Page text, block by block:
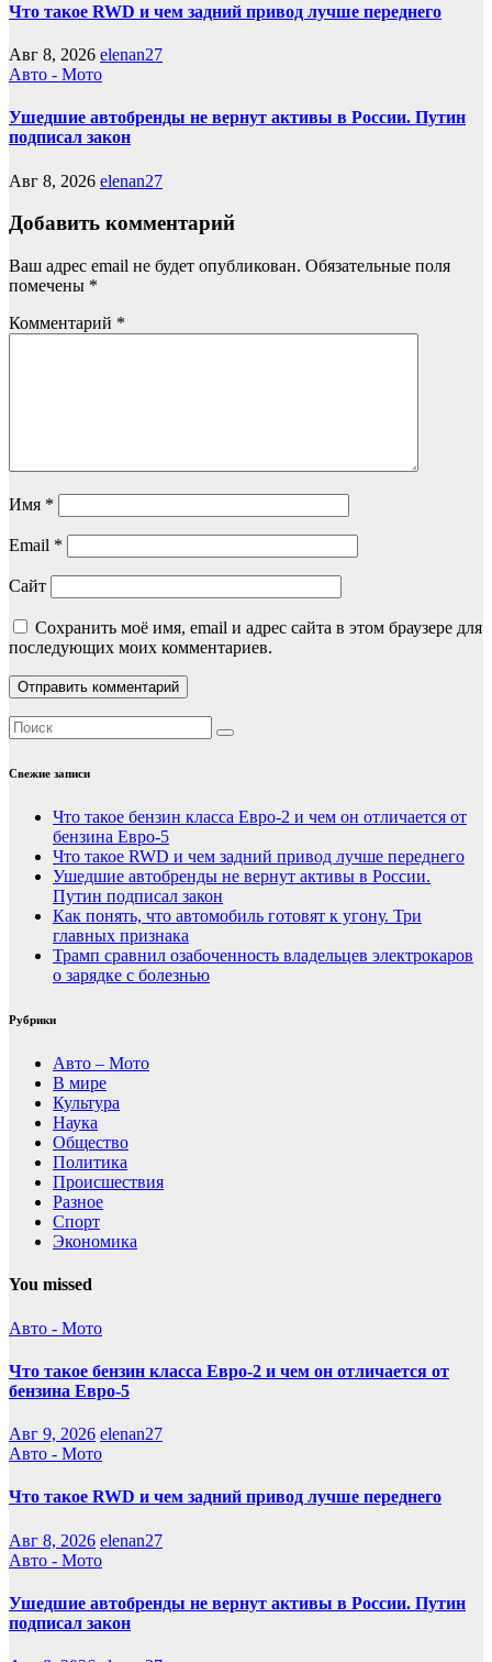
Что такое RWD и чем задний привод лучше переднего
Авг 8, 2026 elenan27
Авто - Мото
Ушедшие автобренды не вернут активы в России. Путин
подписал закон
Авг 8, 2026 elenan27
Добавить комментарий
Ваш адрес email не будет опубликован. Обязательные поля
помечены *
Комментарий *
Имя *
Email *
Сайт
Сохранить моё имя, email и адрес сайта в этом браузере для
последующих моих комментариев.
Свежие записи
Что такое бензин класса Евро-2 и чем он отличается от
бензина Евро-5
Что такое RWD и чем задний привод лучше переднего
Ушедшие автобренды не вернут активы в России.
Путин подписал закон
Как понять, что автомобиль готовят к угону. Три
главных признака
Трамп сравнил озабоченность владельцев электрокаров
о зарядке с болезнью
Рубрики
Авто – Мото
В мире
Культура
Наука
Общество
Политика
Происшествия
Разное
Спорт
Экономика
You missed
Авто - Мото
Что такое бензин класса Евро-2 и чем он отличается от
бензина Евро-5
Авг 9, 2026 elenan27
Авто - Мото
Что такое RWD и чем задний привод лучше переднего
Авг 8, 2026 elenan27
Авто - Мото
Ушедшие автобренды не вернут активы в России. Путин
подписал закон